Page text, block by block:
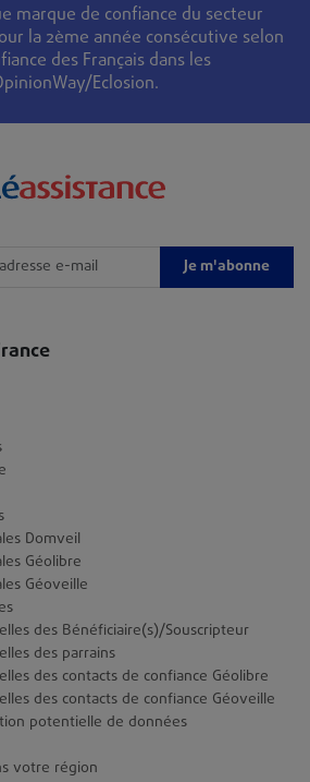
marque de confiance du secteur
la 2ème année consécutive selon
des Français dans les
Eclosion.
Je m'abonne
Domveil
Géolibre
Géoveille
des Bénéficiaire(s)/Souscripteur
des parrains
des contacts de confiance Géolibre
des contacts de confiance Géoveille
potentielle de données
votre région